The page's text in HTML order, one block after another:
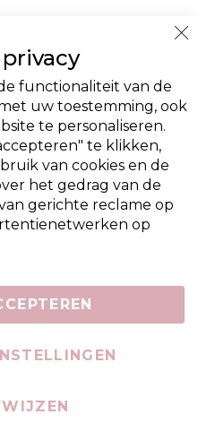
functionaliteit van de
uw toestemming, ook
te personaliseren.
te klikken,
van cookies en de
het gedrag van de
gerichte reclame op
op